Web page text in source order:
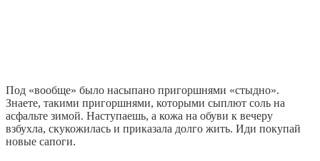
Под «вообще» было насыпано пригоршнями «стыдно».
Знаете, такими пригоршнями, которыми сыплют соль на
асфальте зимой. Наступаешь, а кожа на обуви к вечеру
взбухла, скукожилась и приказала долго жить. Иди покупай
новые сапоги.